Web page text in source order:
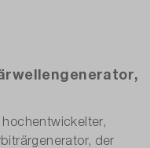
hochentwickelter,
der